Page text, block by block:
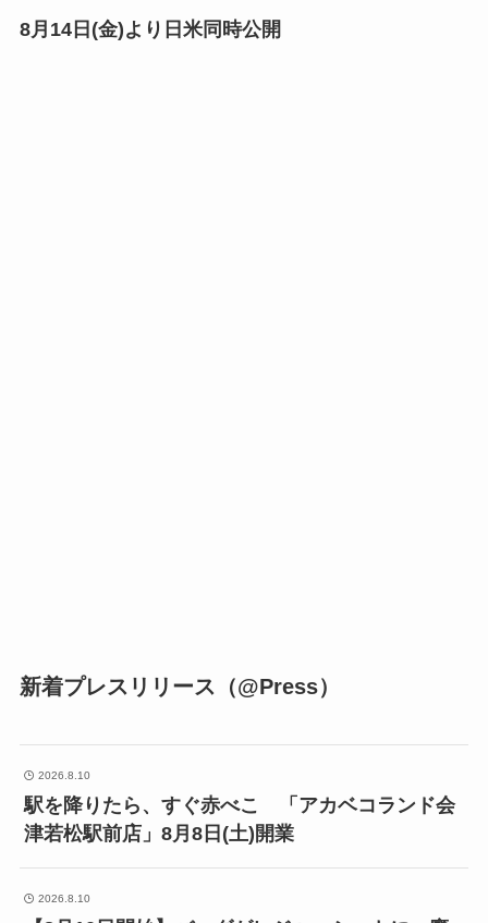
8月14日(金)より日米同時公開
新着プレスリリース（@Press）
2026.8.10
駅を降りたら、すぐ赤べこ 「アカベコランド会
津若松駅前店」8月8日(土)開業
2026.8.10